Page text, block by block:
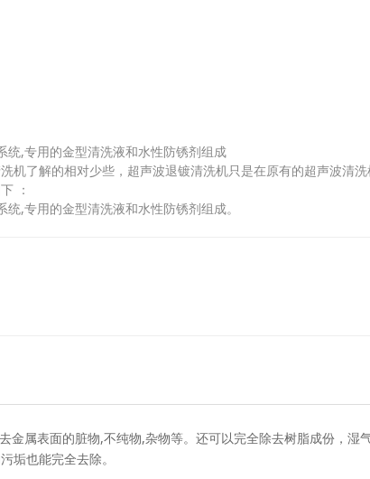
统,专用的金型清洗液和水性防锈剂组成
机了解的相对少些，超声波退镀清洗机只是在原有的超声波清
：
,专用的金型清洗液和水性防锈剂组成。
金属表面的脏物,不纯物,杂物等。还可以完全除去树脂成份，湿
垢也能完全去除。